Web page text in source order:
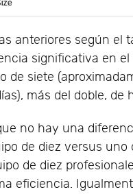
anteriores según el
significativa en el
de siete
más del doble, de
no hay una
de diez versus uno
de diez
eficiencia.